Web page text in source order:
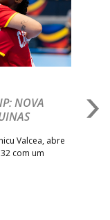
NOVA
Valcea, abre
com um